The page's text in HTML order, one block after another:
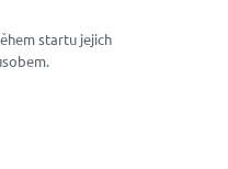
startu jejich